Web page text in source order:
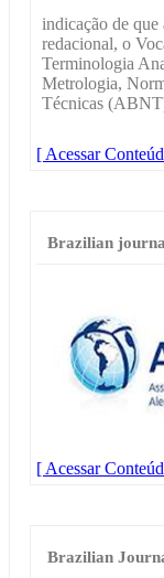
indicação de
redacional, o
Terminologia
Metrologia,
Técnicas
[ Acessar
Brazilian
[ Acessar
Brazilian